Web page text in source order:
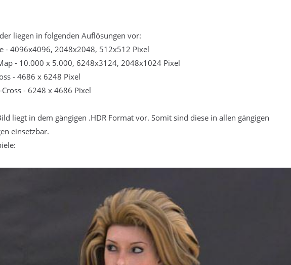
liegen in folgenden Auflösungen vor:
- 4096x4096, 2048x2048, 512x512 Pixel
- 10.000 x 5.000, 6248x3124, 2048x1024 Pixel
- 4686 x 6248 Pixel
- 6248 x 4686 Pixel
liegt in dem gängigen .HDR Format vor. Somit sind diese in allen gängigen
einsetzbar.